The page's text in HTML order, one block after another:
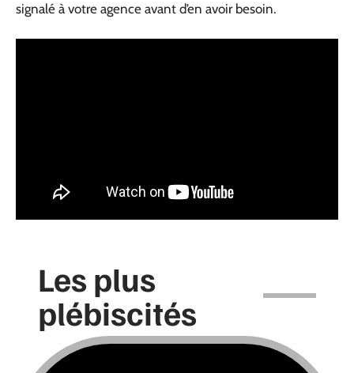
signalé à votre agence avant d’en avoir besoin.
Les plus
plébiscités